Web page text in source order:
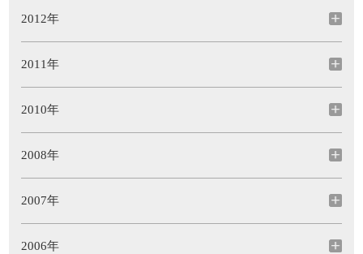
2012年
2011年
2010年
2008年
2007年
2006年